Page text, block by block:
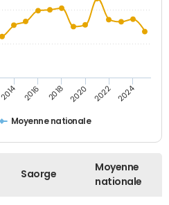
Moyenne nationale
2014 2016 2018 2020 2022 2024
Saorge
Moyenne
nationale